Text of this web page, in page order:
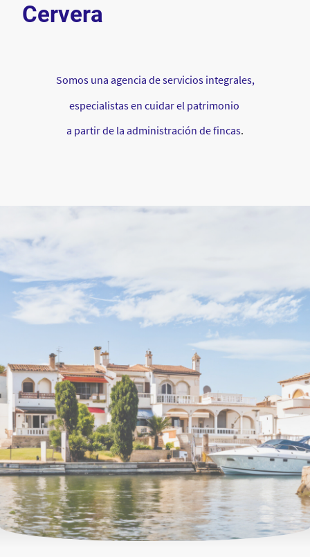
Cervera
Somos una agencia de servicios integrales,
especialistas en cuidar el patrimonio
a partir de la administración de fincas.